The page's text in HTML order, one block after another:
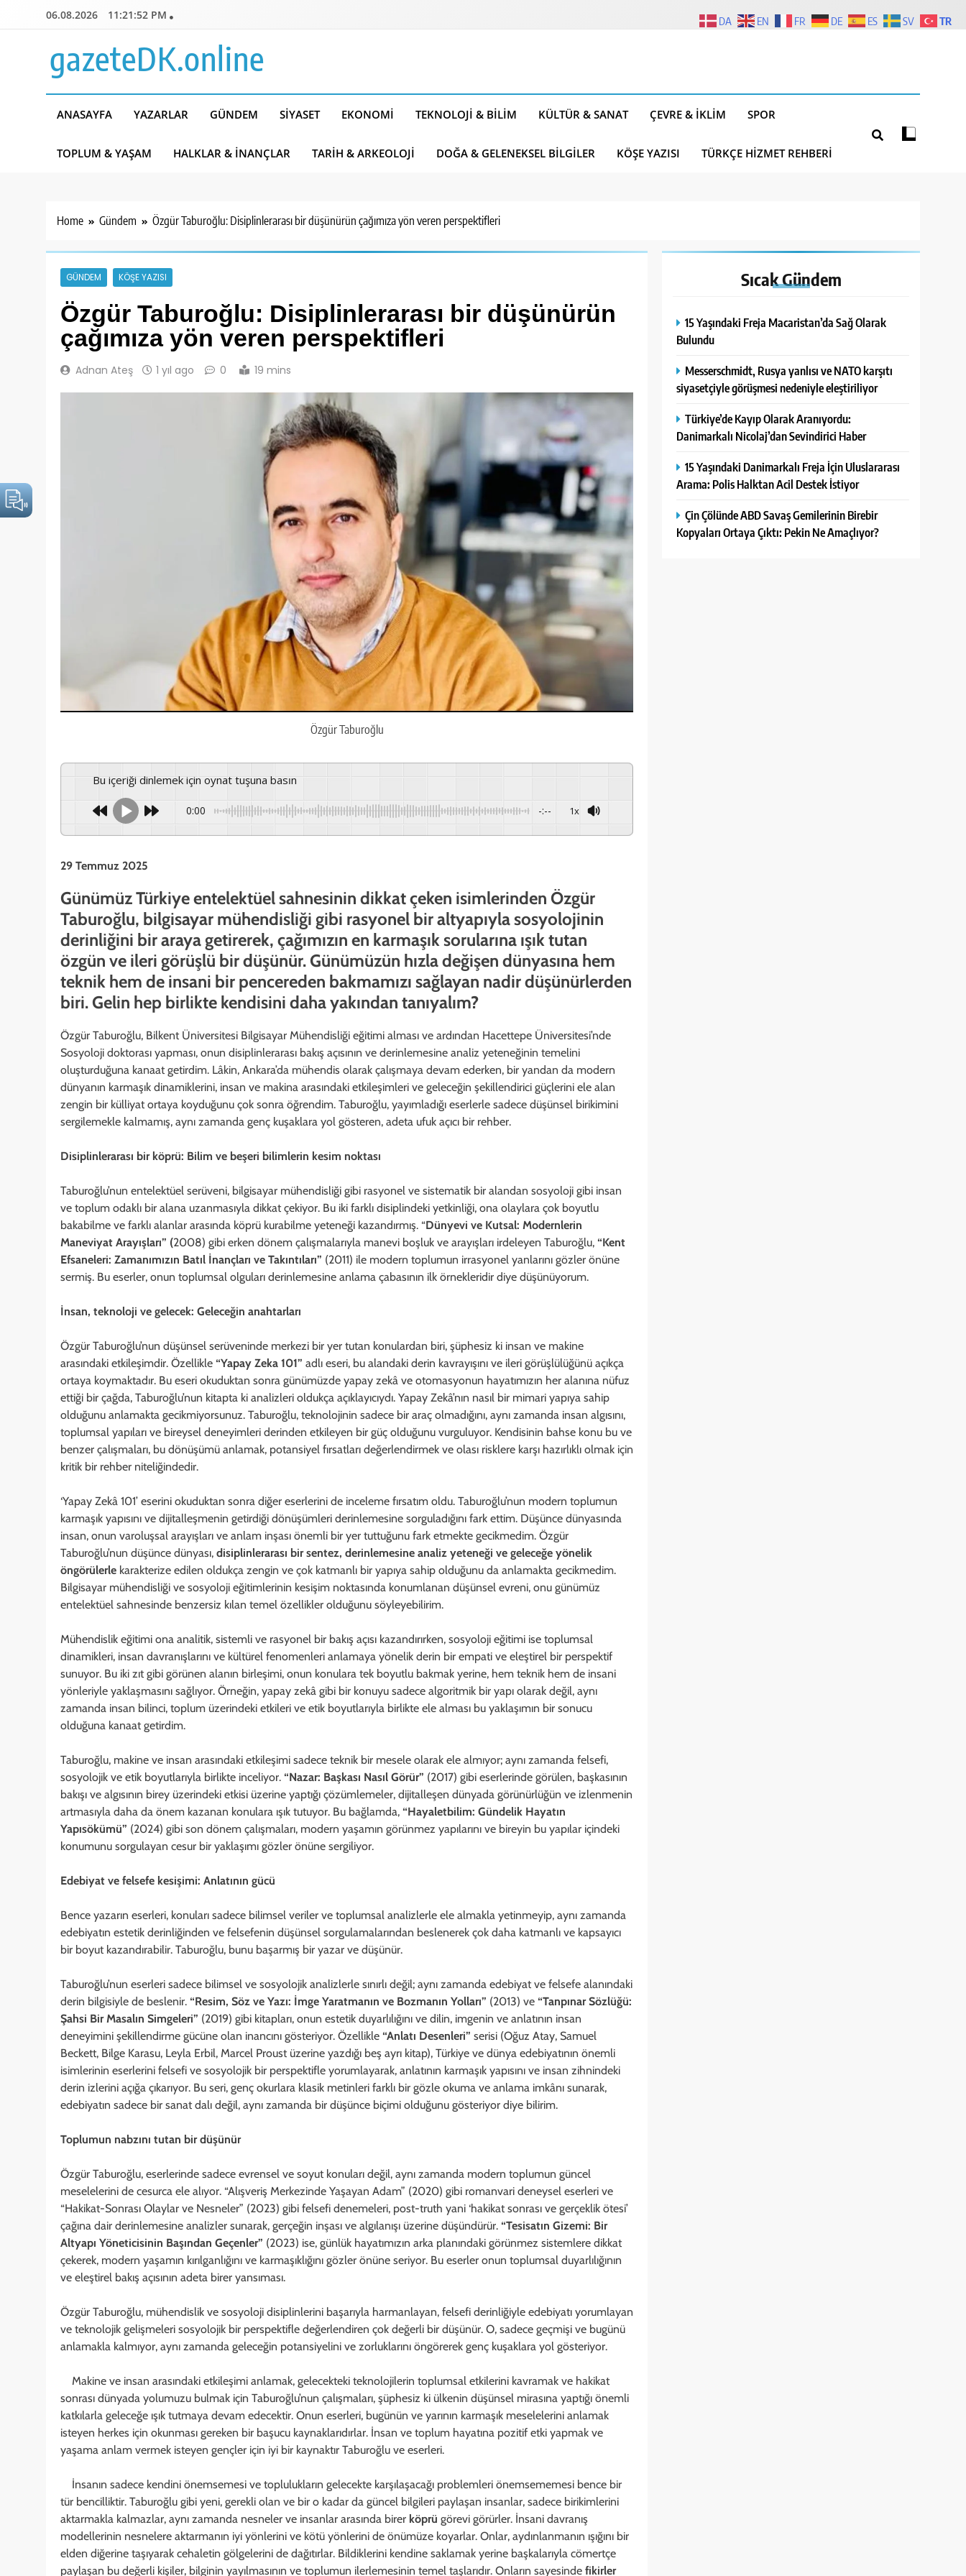
06.08.2026 11:21:53 PM
gazeteDK.online
ANASAYFA YAZARLAR GÜNDEM SIYASET EKONOMI TEKNOLOJI & BILIM KÜLTÜR & SANAT ÇEVRE & İKLIM SPOR
TOPLUM & YAŞAM HALKLAR & İNANÇLAR TARIH & ARKEOLOJI DOĞA & GELENEKSEL BILGILER KÖŞE YAZISI TÜRKÇE HIZMET REHBERI
Home Gündem Özgür Taburoğlu: Disiplinlerarası bir düşünürün çağımıza yön veren perspektifleri
GÜNDEM KÖŞE YAZISI
Özgür Taburoğlu: Disiplinlerarası bir düşünürün
çağımıza yön veren perspektifleri
Adnan Ateş 1 yıl ago 0 19 mins
Özgür Taburoğlu
Bu içeriği dinlemek için oynat tuşuna basın
0:00 -:-- 1x
29 Temmuz 2025
Günümüz Türkiye entelektüel sahnesinin dikkat çeken isimlerinden Özgür
Taburoğlu, bilgisayar mühendisliği gibi rasyonel bir altyapıyla sosyolojinin
derinliğini bir araya getirerek, çağımızın en karmaşık sorularına ışık tutan
özgün ve ileri görüşlü bir düşünür. Günümüzün hızla değişen dünyasına hem
teknik hem de insani bir pencereden bakmamızı sağlayan nadir düşünürlerden
biri. Gelin hep birlikte kendisini daha yakından tanıyalım?
Özgür Taburoğlu, Bilkent Üniversitesi Bilgisayar Mühendisliği eğitimi alması ve ardından Hacettepe Üniversitesi’nde
Sosyoloji doktorası yapması, onun disiplinlerarası bakış açısının ve derinlemesine analiz yeteneğinin temelini
oluşturduğuna kanaat getirdim. Lâkin, Ankara’da mühendis olarak çalışmaya devam ederken, bir yandan da modern
dünyanın karmaşık dinamiklerini, insan ve makina arasındaki etkileşimleri ve geleceğin şekillendirici güçlerini ele alan
zengin bir külliyat ortaya koyduğunu çok sonra öğrendim. Taburoğlu, yayımladığı eserlerle sadece düşünsel birikimini
sergilemekle kalmamış, aynı zamanda genç kuşaklara yol gösteren, adeta ufuk açıcı bir rehber.
Disiplinlerarası bir köprü: Bilim ve beşeri bilimlerin kesim noktası
Taburoğlu’nun entelektüel serüveni, bilgisayar mühendisliği gibi rasyonel ve sistematik bir alandan sosyoloji gibi insan
ve toplum odaklı bir alana uzanmasıyla dikkat çekiyor. Bu iki farklı disiplindeki yetkinliği, ona olaylara çok boyutlu
bakabilme ve farklı alanlar arasında köprü kurabilme yeteneği kazandırmış. “Dünyevi ve Kutsal: Modernlerin
Maneviyat Arayışları” (2008) gibi erken dönem çalışmalarıyla manevi boşluk ve arayışları irdeleyen Taburoğlu, “Kent
Efsaneleri: Zamanımızın Batıl İnançları ve Takıntıları” (2011) ile modern toplumun irrasyonel yanlarını gözler önüne
sermiş. Bu eserler, onun toplumsal olguları derinlemesine anlama çabasının ilk örnekleridir diye düşünüyorum.
İnsan, teknoloji ve gelecek: Geleceğin anahtarları
Özgür Taburoğlu’nun düşünsel serüveninde merkezi bir yer tutan konulardan biri, şüphesiz ki insan ve makine
arasındaki etkileşimdir. Özellikle “Yapay Zeka 101” adlı eseri, bu alandaki derin kavrayışını ve ileri görüşlülüğünü açıkça
ortaya koymaktadır. Bu eseri okuduktan sonra günümüzde yapay zekâ ve otomasyonun hayatımızın her alanına nüfuz
ettiği bir çağda, Taburoğlu’nun kitapta ki analizleri oldukça açıklayıcıydı. Yapay Zekâ’nın nasıl bir mimari yapıya sahip
olduğunu anlamakta gecikmiyorsunuz. Taburoğlu, teknolojinin sadece bir araç olmadığını, aynı zamanda insan algısını,
toplumsal yapıları ve bireysel deneyimleri derinden etkileyen bir güç olduğunu vurguluyor. Kendisinin bahse konu bu ve
benzer çalışmaları, bu dönüşümü anlamak, potansiyel fırsatları değerlendirmek ve olası risklere karşı hazırlıklı olmak için
kritik bir rehber niteliğindedir.
‘Yapay Zekâ 101’ eserini okuduktan sonra diğer eserlerini de inceleme fırsatım oldu. Taburoğlu’nun modern toplumun
karmaşık yapısını ve dijitalleşmenin getirdiği dönüşümleri derinlemesine sorguladığını fark ettim. Düşünce dünyasında
insan, onun varoluşsal arayışları ve anlam inşası önemli bir yer tuttuğunu fark etmekte gecikmedim. Özgür
Taburoğlu’nun düşünce dünyası, disiplinlerarası bir sentez, derinlemesine analiz yeteneği ve geleceğe yönelik
öngörülerle karakterize edilen oldukça zengin ve çok katmanlı bir yapıya sahip olduğunu da anlamakta gecikmedim.
Bilgisayar mühendisliği ve sosyoloji eğitimlerinin kesişim noktasında konumlanan düşünsel evreni, onu günümüz
entelektüel sahnesinde benzersiz kılan temel özellikler olduğunu söyleyebilirim.
Mühendislik eğitimi ona analitik, sistemli ve rasyonel bir bakış açısı kazandırırken, sosyoloji eğitimi ise toplumsal
dinamikleri, insan davranışlarını ve kültürel fenomenleri anlamaya yönelik derin bir empati ve eleştirel bir perspektif
sunuyor. Bu iki zıt gibi görünen alanın birleşimi, onun konulara tek boyutlu bakmak yerine, hem teknik hem de insani
yönleriyle yaklaşmasını sağlıyor. Örneğin, yapay zekâ gibi bir konuyu sadece algoritmik bir yapı olarak değil, aynı
zamanda insan bilinci, toplum üzerindeki etkileri ve etik boyutlarıyla birlikte ele alması bu yaklaşımın bir sonucu
olduğuna kanaat getirdim.
Taburoğlu, makine ve insan arasındaki etkileşimi sadece teknik bir mesele olarak ele almıyor; aynı zamanda felsefi,
sosyolojik ve etik boyutlarıyla birlikte inceliyor. “Nazar: Başkası Nasıl Görür” (2017) gibi eserlerinde görülen, başkasının
bakışı ve algısının birey üzerindeki etkisi üzerine yaptığı çözümlemeler, dijitalleşen dünyada görünürlüğün ve izlenmenin
artmasıyla daha da önem kazanan konulara ışık tutuyor. Bu bağlamda, “Hayaletbilim: Gündelik Hayatın
Yapısökümü” (2024) gibi son dönem çalışmaları, modern yaşamın görünmez yapılarını ve bireyin bu yapılar içindeki
konumunu sorgulayan cesur bir yaklaşımı gözler önüne sergiliyor.
Edebiyat ve felsefe kesişimi: Anlatının gücü
Bence yazarın eserleri, konuları sadece bilimsel veriler ve toplumsal analizlerle ele almakla yetinmeyip, aynı zamanda
edebiyatın estetik derinliğinden ve felsefenin düşünsel sorgulamalarından beslenerek çok daha katmanlı ve kapsayıcı
bir boyut kazandırabilir. Taburoğlu, bunu başarmış bir yazar ve düşünür.
Taburoğlu’nun eserleri sadece bilimsel ve sosyolojik analizlerle sınırlı değil; aynı zamanda edebiyat ve felsefe alanındaki
derin bilgisiyle de beslenir. “Resim, Söz ve Yazı: İmge Yaratmanın ve Bozmanın Yolları” (2013) ve “Tanpınar Sözlüğü:
Şahsi Bir Masalın Simgeleri” (2019) gibi kitapları, onun estetik duyarlılığını ve dilin, imgenin ve anlatının insan
deneyimini şekillendirme gücüne olan inancını gösteriyor. Özellikle “Anlatı Desenleri” serisi (Oğuz Atay, Samuel
Beckett, Bilge Karasu, Leyla Erbil, Marcel Proust üzerine yazdığı beş ayrı kitap), Türkiye ve dünya edebiyatının önemli
isimlerinin eserlerini felsefi ve sosyolojik bir perspektifle yorumlayarak, anlatının karmaşık yapısını ve insan zihnindeki
derin izlerini açığa çıkarıyor. Bu seri, genç okurlara klasik metinleri farklı bir gözle okuma ve anlama imkânı sunarak,
edebiyatın sadece bir sanat dalı değil, aynı zamanda bir düşünce biçimi olduğunu gösteriyor diye bilirim.
Toplumun nabzını tutan bir düşünür
Özgür Taburoğlu, eserlerinde sadece evrensel ve soyut konuları değil, aynı zamanda modern toplumun güncel
meselelerini de cesurca ele alıyor. “Alışveriş Merkezinde Yaşayan Adam” (2020) gibi romanvari deneysel eserleri ve
“Hakikat-Sonrası Olaylar ve Nesneler” (2023) gibi felsefi denemeleri, post-truth yani ‘hakikat sonrası ve gerçeklik ötesi’
çağına dair derinlemesine analizler sunarak, gerçeğin inşası ve algılanışı üzerine düşündürür. “Tesisatın Gizemi: Bir
Altyapı Yöneticisinin Başından Geçenler” (2023) ise, günlük hayatımızın arka planındaki görünmez sistemlere dikkat
çekerek, modern yaşamın kırılganlığını ve karmaşıklığını gözler önüne seriyor. Bu eserler onun toplumsal duyarlılığının
ve eleştirel bakış açısının adeta birer yansıması.
Özgür Taburoğlu, mühendislik ve sosyoloji disiplinlerini başarıyla harmanlayan, felsefi derinliğiyle edebiyatı yorumlayan
ve teknolojik gelişmeleri sosyolojik bir perspektifle değerlendiren çok değerli bir düşünür. O, sadece geçmişi ve bugünü
anlamakla kalmıyor, aynı zamanda geleceğin potansiyelini ve zorluklarını öngörerek genç kuşaklara yol gösteriyor.
Makine ve insan arasındaki etkileşimi anlamak, gelecekteki teknolojilerin toplumsal etkilerini kavramak ve hakikat
sonrası dünyada yolumuzu bulmak için Taburoğlu’nun çalışmaları, şüphesiz ki ülkenin düşünsel mirasına yaptığı önemli
katkılarla geleceğe ışık tutmaya devam edecektir. Onun eserleri, bugünün ve yarının karmaşık meselelerini anlamak
isteyen herkes için okunması gereken bir başucu kaynaklarıdırlar. İnsan ve toplum hayatına pozitif etki yapmak ve
yaşama anlam vermek isteyen gençler için iyi bir kaynaktır Taburoğlu ve eserleri.
İnsanın sadece kendini önemsemesi ve toplulukların gelecekte karşılaşacağı problemleri önemsememesi bence bir
tür bencilliktir. Taburoğlu gibi yeni, gerekli olan ve bir o kadar da güncel bilgileri paylaşan insanlar, sadece birikimlerini
aktarmakla kalmazlar, aynı zamanda nesneler ve insanlar arasında birer köprü görevi görürler. İnsani davranış
modellerinin nesnelere aktarmanın iyi yönlerini ve kötü yönlerini de önümüze koyarlar. Onlar, aydınlanmanın ışığını bir
elden diğerine taşıyarak cehaletin gölgelerini de dağıtırlar. Bildiklerini kendine saklamak yerine başkalarıyla cömertçe
paylaşan bu değerli kişiler, bilginin yayılmasının ve toplumun ilerlemesinin temel taşlarıdır. Onların sayesinde fikirler
SıcakGündem
15 Yaşındaki Freja Macaristan’da Sağ Olarak
Bulundu
Messerschmidt, Rusya yanlısı ve NATO karşıtı
siyasetçiyle görüşmesi nedeniyle eleştiriliyor
Türkiye’de Kayıp Olarak Aranıyordu:
Danimarkalı Nicolaj’dan Sevindirici Haber
15 Yaşındaki Danimarkalı Freja İçin Uluslararası
Arama: Polis Halktan Acil Destek İstiyor
Çin Çölünde ABD Savaş Gemilerinin Birebir
Kopyaları Ortaya Çıktı: Pekin Ne Amaçlıyor?
DA EN FR DE ES SV TR